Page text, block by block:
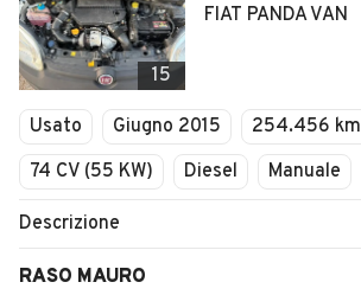
15
FIAT PANDA VAN
Usato Giugno 2015
254.456 km
74 CV (55 KW)
Diesel Manuale
Descrizione
RASO MAURO